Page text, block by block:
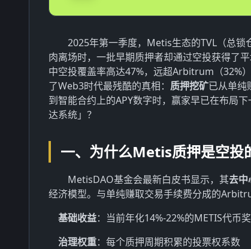
2025年第一季度，Metis生态的TVL（总
肉离场时，一批早期质押者却通过空投获得了
中空投覆盖率高达47%，远超Arbitrum（32%
了Web3时代最残酷的真相： 质押挖矿已从单纯
到智能合约上的APY数字时，赢家早已在布局下
达系统」？
一、为什么Metis质押是空投
MetisDAO基金会最新白皮书显示，其去中
经济模型。与单纯赚取交易手续费分成的
基础收益：当前年化14%-22%的METIS代币
治理权重：每个质押周期积累的投票权系数